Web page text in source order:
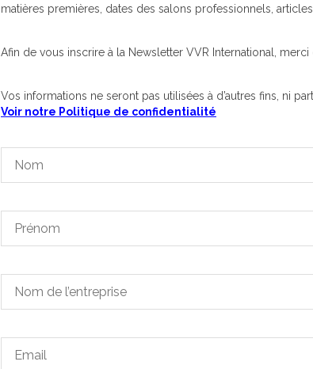
matières premières, dates des salons professionnels, articles
Afin de vous inscrire à la Newsletter VVR International,
Vos informations ne seront pas utilisées à d’autres fins, ni
Voir notre Politique de confidentialité